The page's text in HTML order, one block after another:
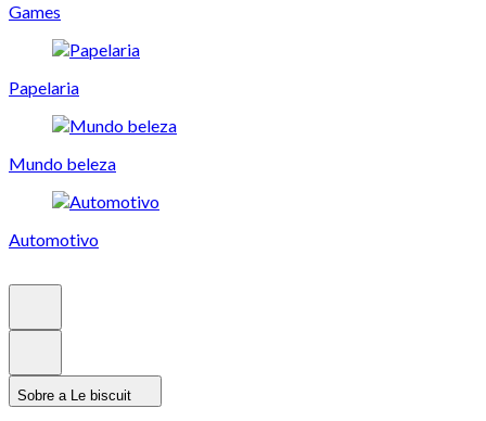
Games
Papelaria
Mundo beleza
Automotivo
Sobre a Le biscuit